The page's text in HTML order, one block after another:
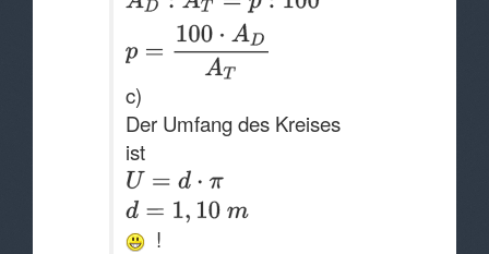
c)
Der Umfang des Kreises
ist
!